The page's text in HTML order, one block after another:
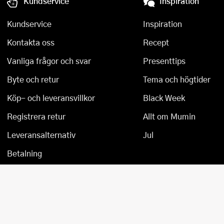
Skalare
Skärbrädor
Spiralizer
Stekpincetter
Stektermometrar
Kundservice
Kontakta oss
Vanliga frågor och svar
Byte och retur
Köp- och leveransvillkor
Registrera retur
Leveransalternativ
Betalning
Inspiration
Recept
Presenttips
Tema och högtider
Black Week
Allt om Mumin
Jul